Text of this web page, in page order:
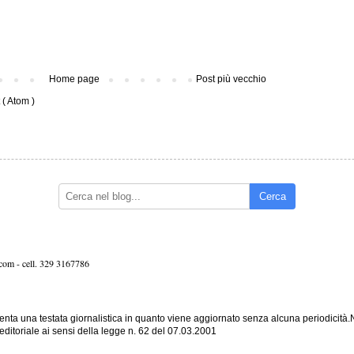
Post più vecchio
Home page
Atom )
Cerca
-cell. 329 3167786
una testata giornalistica in quanto viene aggiornato senza alcuna
ai sensi della legge n. 62 del 07.03.2001